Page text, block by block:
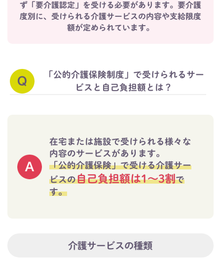
ず「要介護認定」を受ける必要があります。要介護
度別に、受けられる介護サービスの内容や支給限度
額が定められています。
「公的介護保険制度」で受けられるサー
ビスと自己負担額とは？
在宅または施設で受けられる様々な
内容のサービスがあります。
「公的介護保険」で受ける介護サー
ビスの自己負担額は1～3割で
す。
介護サービスの種類